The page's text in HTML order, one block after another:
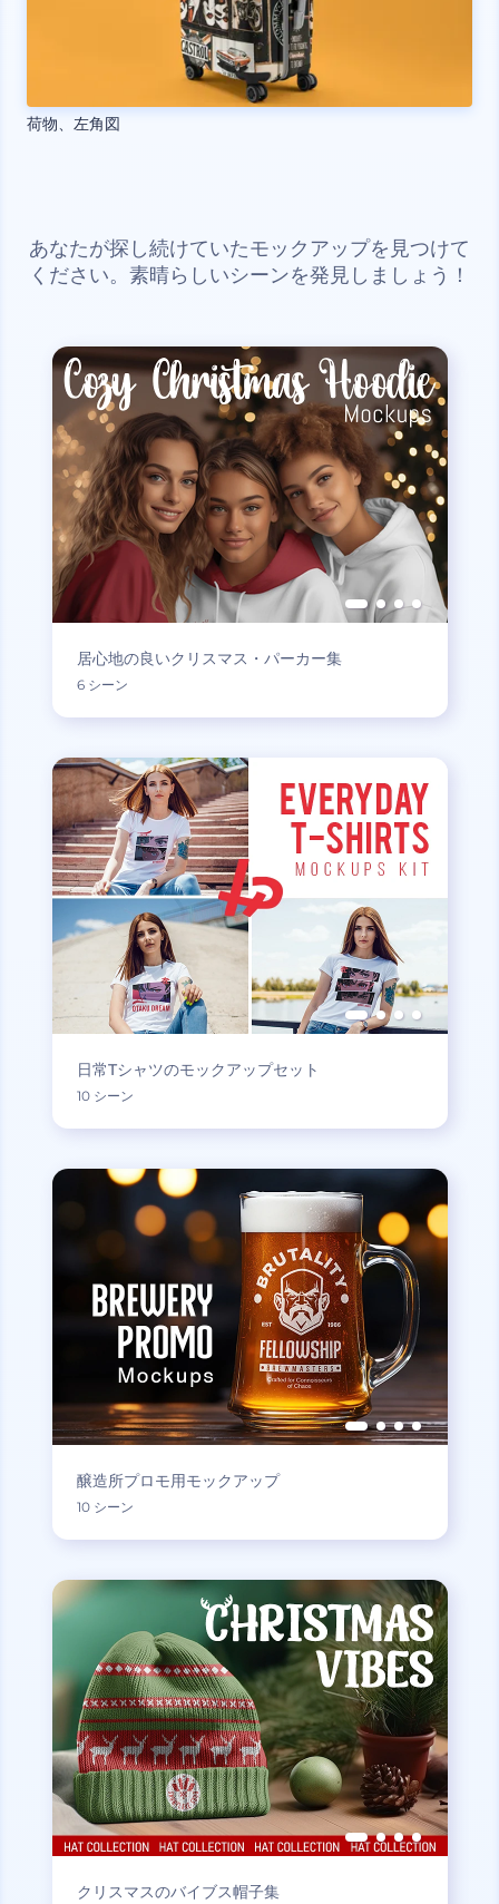
荷物、左角図
あなたが探し続けていたモックアップを見つけて
ください。素晴らしいシーンを発見しましょう！
居心地の良いクリスマス・パーカー集
6 シーン
日常Tシャツのモックアップセット
10 シーン
醸造所プロモ用モックアップ
10 シーン
クリスマスのバイブス帽子集